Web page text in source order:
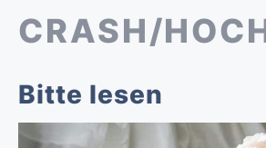
CRASH/
Bitte lesen